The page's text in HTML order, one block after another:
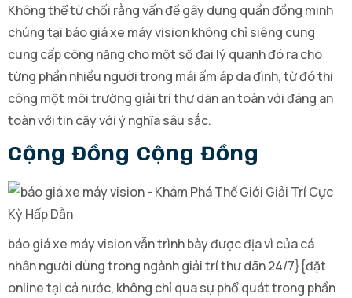
Không thể từ chối rằng vấn đề gây dựng quần đồng minh
chúng tại báo giá xe máy vision không chỉ siêng cung
cung cấp công năng cho một số đại lý quanh đó ra cho
từng phần nhiều người trong mái ấm áp da đình, từ đó thi
công một môi trường giải trí thư dãn an toàn với đáng an
toàn với tin cậy với ý nghĩa sâu sắc.
Cộng Đồng Cộng Đồng
báo giá xe máy vision vẫn trình bày được địa vì của cá
nhân người dùng trong ngành giải trí thư dãn 24/7}{đặt
online tại cả nước, không chỉ qua sự phổ quát trong phần